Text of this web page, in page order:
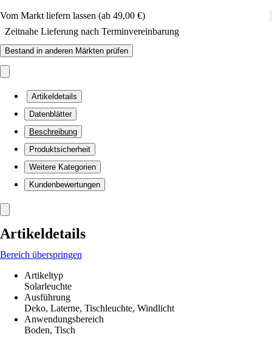
Vom Markt liefern lassen (ab 49,00 €)
Zeitnahe Lieferung nach Terminvereinbarung
Bestand in anderen Märkten prüfen
Artikeldetails
Datenblätter
Beschreibung
Produktsicherheit
Weitere Kategorien
Kundenbewertungen
Artikeldetails
Bereich überspringen
Artikeltyp
Solarleuchte
Ausführung
Deko, Laterne, Tischleuchte, Windlicht
Anwendungsbereich
Boden, Tisch